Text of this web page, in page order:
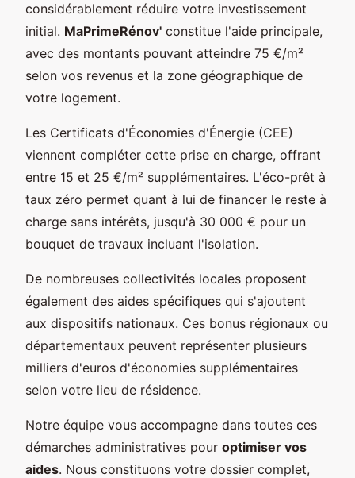
considérablement réduire votre investissement
initial. MaPrimeRénov' constitue l'aide principale,
avec des montants pouvant atteindre 75 €/m²
selon vos revenus et la zone géographique de
votre logement.
Les Certificats d'Économies d'Énergie (CEE)
viennent compléter cette prise en charge, offrant
entre 15 et 25 €/m² supplémentaires. L'éco-prêt à
taux zéro permet quant à lui de financer le reste à
charge sans intérêts, jusqu'à 30 000 € pour un
bouquet de travaux incluant l'isolation.
De nombreuses collectivités locales proposent
également des aides spécifiques qui s'ajoutent
aux dispositifs nationaux. Ces bonus régionaux ou
départementaux peuvent représenter plusieurs
milliers d'euros d'économies supplémentaires
selon votre lieu de résidence.
Notre équipe vous accompagne dans toutes ces
démarches administratives pour optimiser vos
aides. Nous constituons votre dossier complet,